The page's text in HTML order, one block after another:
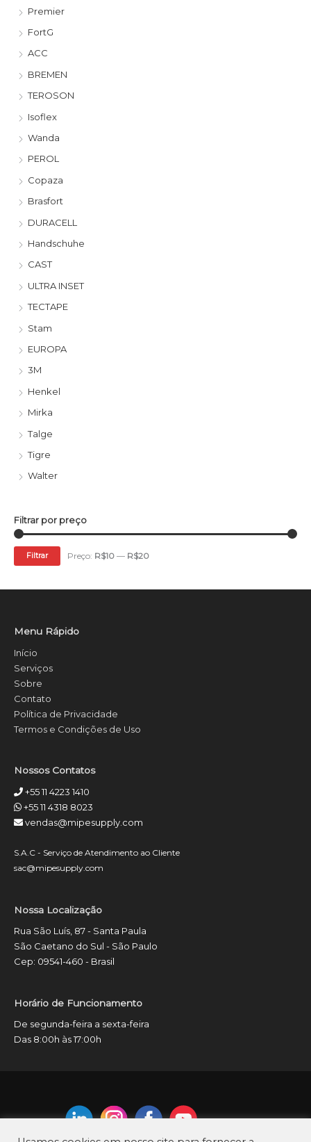
Premier
FortG
ACC
BREMEN
TEROSON
Isoflex
Wanda
PEROL
Copaza
Brasfort
DURACELL
Handschuhe
CAST
ULTRA INSET
TECTAPE
Stam
EUROPA
3M
Henkel
Mirka
Talge
Tigre
Walter
Filtrar por preço
Filtrar Preço: R$10 — R$20
Menu Rápido
Início
Serviços
Sobre
Contato
Política de Privacidade
Termos e Condições de Uso
Nossos Contatos
+55 11 4223 1410
+55 11 4318 8023
vendas@mipesupply.com
S.A.C - Serviço de Atendimento ao Cliente
sac@mipesupply.com
Nossa Localização
Rua São Luís, 87 - Santa Paula
São Caetano do Sul - São Paulo
Cep: 09541-460 - Brasil
Horário de Funcionamento
De segunda-feira a sexta-feira
Das 8:00h às 17:00h